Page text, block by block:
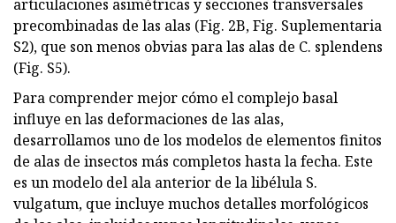
articulaciones asimétricas y secciones transversales
precombinadas de las alas (Fig. 2B, Fig. Suplementaria
S2), que son menos obvias para las alas de C. splendens
(Fig. S5).
Para comprender mejor cómo el complejo basal
influye en las deformaciones de las alas,
desarrollamos uno de los modelos de elementos finitos
de alas de insectos más completos hasta la fecha. Este
es un modelo del ala anterior de la libélula S.
vulgatum, que incluye muchos detalles morfológicos